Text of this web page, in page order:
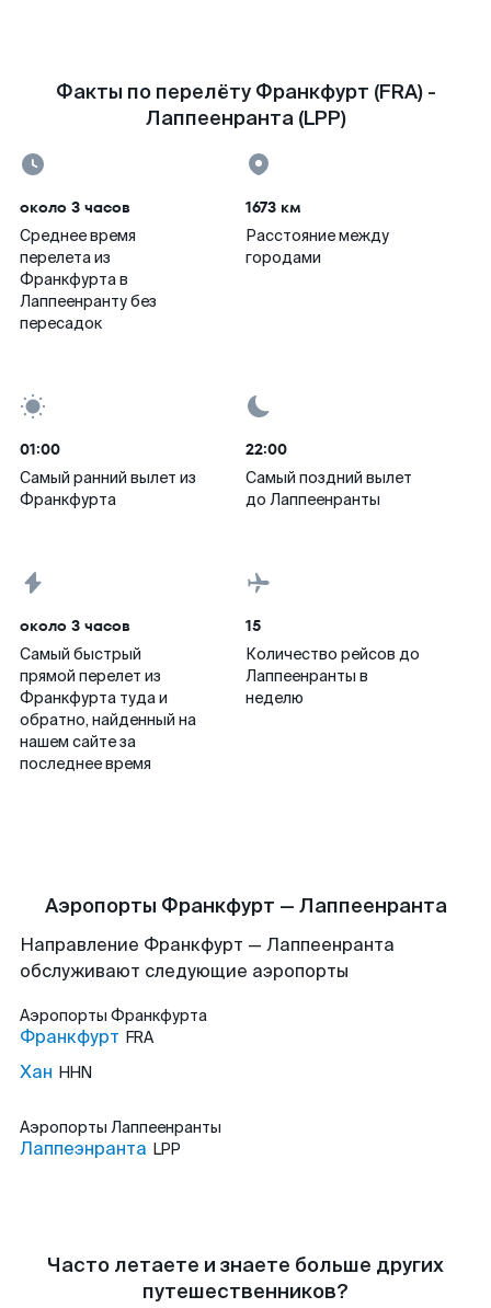
Факты по перелёту Франкфурт (FRA) -
Лаппеенранта (LPP)
около 3 часов
Среднее время
перелета из
Франкфурта в
Лаппеенранту без
пересадок
1673 км
Расстояние между
городами
01:00
Самый ранний вылет из
Франкфурта
22:00
Самый поздний вылет
до Лаппеенранты
около 3 часов
Самый быстрый
прямой перелет из
Франкфурта туда и
обратно, найденный на
нашем сайте за
последнее время
15
Количество рейсов до
Лаппеенранты в
неделю
Аэропорты Франкфурт — Лаппеенранта
Направление Франкфурт — Лаппеенранта
обслуживают следующие аэропорты
Аэропорты Франкфурта
Франкфурт FRA
Хан HHN
Аэропорты Лаппеенранты
Лаппеэнранта LPP
Часто летаете и знаете больше других
путешественников?